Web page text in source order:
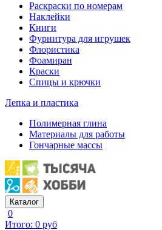
Раскраски по номерам
Наклейки
Книги
Фурнитура для игрушек
Флористика
Фоамиран
Краски
Спицы и крючки
Лепка и пластика
Полимерная глина
Материалы для работы
Гончарные массы
Каталог
0
Итого: 0 руб